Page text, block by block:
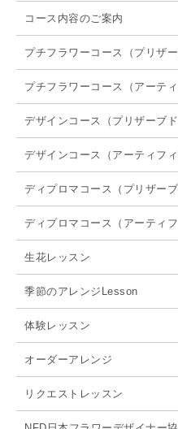
コース内容のご案内
プチフラワーコース（プリザー
プチフラワーコース（アーティ
デザインコース（プリザーブド
デザインコース（アーティフィ
ディプロマコース（プリザーブ
ディプロマコース（アーティ
生花レッスン
季節のアレンジLesson
体験レッスン
オーダーアレンジ
リクエストレッスン